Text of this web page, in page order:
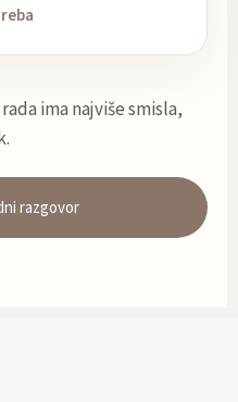
ima najviše smisla,
razgovor